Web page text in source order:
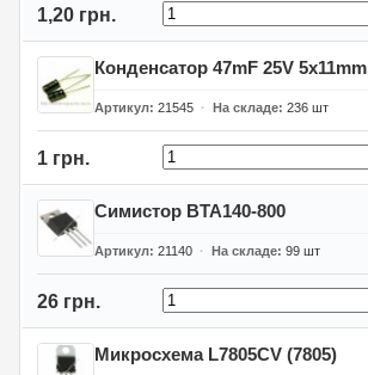
1,20 грн.
Конденсатор 47mF 25V 5x11mm
Артикул 21545 На складе 236 шт
1 грн.
Симистор BTA140-800
Артикул 21140 На складе 99 шт
26 грн.
Микросхема L7805CV (7805)